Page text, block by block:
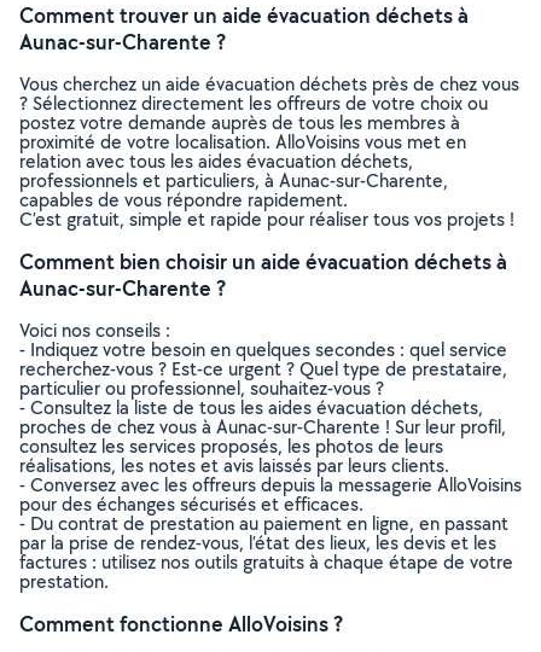
Comment trouver un aide évacuation déchets à
Aunac-sur-Charente ?
Vous cherchez un aide évacuation déchets près de chez vous
? Sélectionnez directement les offreurs de votre choix ou
postez votre demande auprès de tous les membres à
proximité de votre localisation. AlloVoisins vous met en
relation avec tous les aides évacuation déchets,
professionnels et particuliers, à Aunac-sur-Charente,
capables de vous répondre rapidement.
C’est gratuit, simple et rapide pour réaliser tous vos projets !
Comment bien choisir un aide évacuation déchets à
Aunac-sur-Charente ?
Voici nos conseils :
- Indiquez votre besoin en quelques secondes : quel service
recherchez-vous ? Est-ce urgent ? Quel type de prestataire,
particulier ou professionnel, souhaitez-vous ?
- Consultez la liste de tous les aides évacuation déchets,
proches de chez vous à Aunac-sur-Charente ! Sur leur profil,
consultez les services proposés, les photos de leurs
réalisations, les notes et avis laissés par leurs clients.
- Conversez avec les offreurs depuis la messagerie AlloVoisins
pour des échanges sécurisés et efficaces.
- Du contrat de prestation au paiement en ligne, en passant
par la prise de rendez-vous, l’état des lieux, les devis et les
factures : utilisez nos outils gratuits à chaque étape de votre
prestation.
Comment fonctionne AlloVoisins ?